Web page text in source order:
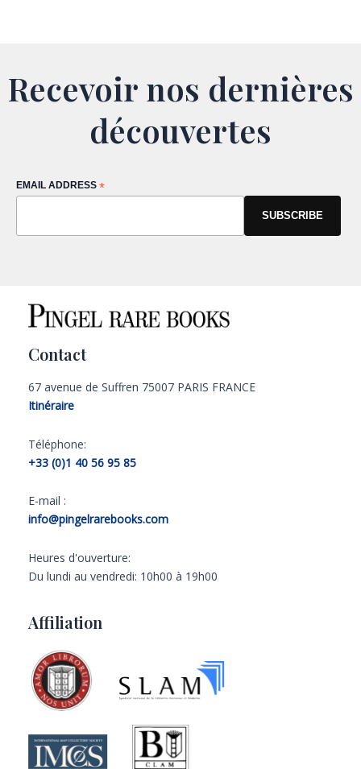
Recevoir nos dernières
découvertes
EMAIL ADDRESS *
Contact
67 avenue de Suffren 75007 PARIS FRANCE
Itinéraire
Téléphone:
+33 (0)1 40 56 95 85
E-mail :
info@pingelrarebooks.com
Heures d'ouverture:
Du lundi au vendredi: 10h00 à 19h00
Affiliation